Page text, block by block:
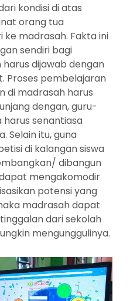
kondisi di atas
orang tua
madrasah. Fakta ini
sendiri bagi
dijawab dengan
Proses pembelajaran
di madrasah harus
dengan, guru-
harus senantiasa
Selain itu, guna
di kalangan siswa
dibangun
mengakomodir
potensi yang
madrasah dapat
dari sekolah
mengunggulinya.